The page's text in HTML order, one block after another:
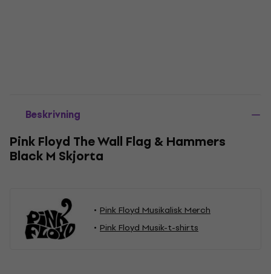
Beskrivning
Pink Floyd The Wall Flag & Hammers
Black M Skjorta
Pink Floyd Musikalisk Merch
Pink Floyd Musik-t-shirts